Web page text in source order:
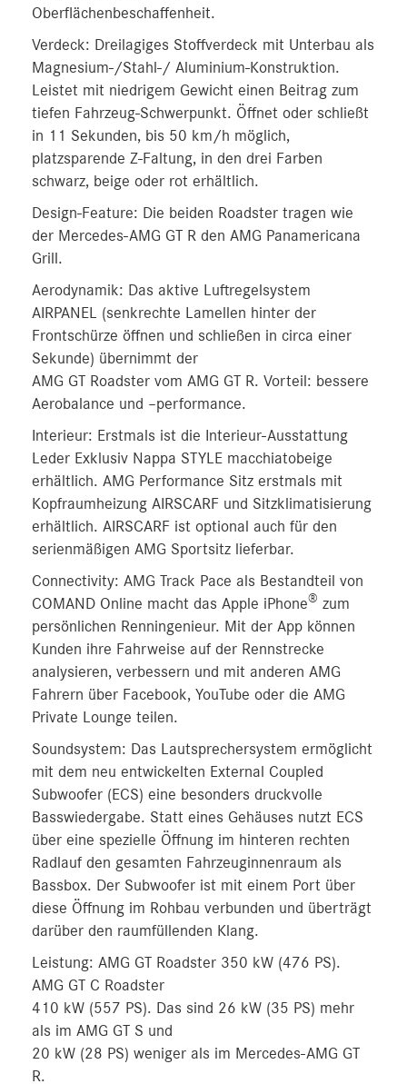
Oberflächenbeschaffenheit.
Verdeck: Dreilagiges Stoffverdeck mit Unterbau als
Magnesium-/Stahl-/ Aluminium-Konstruktion.
Leistet mit niedrigem Gewicht einen Beitrag zum
tiefen Fahrzeug-Schwerpunkt. Öffnet oder schließt
in 11 Sekunden, bis 50 km/h möglich,
platzsparende Z‑Faltung, in den drei Farben
schwarz, beige oder rot erhältlich.
Design-Feature: Die beiden Roadster tragen wie
der Mercedes-AMG GT R den AMG Panamericana
Grill.
Aerodynamik: Das aktive Luftregelsystem
AIRPANEL (senkrechte Lamellen hinter der
Frontschürze öffnen und schließen in circa einer
Sekunde) übernimmt der
AMG GT Roadster vom AMG GT R. Vorteil: bessere
Aerobalance und –performance.
Interieur: Erstmals ist die Interieur-Ausstattung
Leder Exklusiv Nappa STYLE macchiatobeige
erhältlich. AMG Performance Sitz erstmals mit
Kopfraumheizung AIRSCARF und Sitzklimatisierung
erhältlich. AIRSCARF ist optional auch für den
serienmäßigen AMG Sportsitz lieferbar.
Connectivity: AMG Track Pace als Bestandteil von
COMAND Online macht das Apple iPhone® zum
persönlichen Renningenieur. Mit der App können
Kunden ihre Fahrweise auf der Rennstrecke
analysieren, verbessern und mit anderen AMG
Fahrern über Facebook, YouTube oder die AMG
Private Lounge teilen.
Soundsystem: Das Lautsprechersystem ermöglicht
mit dem neu entwickelten External Coupled
Subwoofer (ECS) eine besonders druckvolle
Basswiedergabe. Statt eines Gehäuses nutzt ECS
über eine spezielle Öffnung im hinteren rechten
Radlauf den gesamten Fahrzeuginnenraum als
Bassbox. Der Subwoofer ist mit einem Port über
diese Öffnung im Rohbau verbunden und überträgt
darüber den raumfüllenden Klang.
Leistung: AMG GT Roadster 350 kW (476 PS).
AMG GT C Roadster
410 kW (557 PS). Das sind 26 kW (35 PS) mehr
als im AMG GT S und
20 kW (28 PS) weniger als im Mercedes-AMG GT
R.